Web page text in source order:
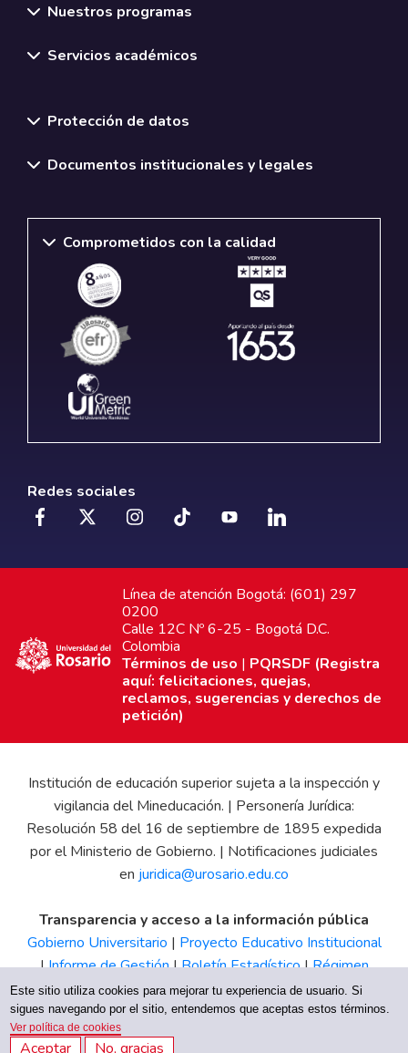
Nuestros programas
Servicios académicos
Protección de datos
Documentos institucionales y legales
Comprometidos con la calidad
Redes sociales
Línea de atención Bogotá: (601) 297
0200
Calle 12C Nº 6-25 - Bogotá D.C.
Colombia
Términos de uso | PQRSDF (Registra
aquí: felicitaciones, quejas,
reclamos, sugerencias y derechos de
petición)
Institución de educación superior sujeta a la inspección y
vigilancia del Mineducación. | Personería Jurídica:
Resolución 58 del 16 de septiembre de 1895 expedida
por el Ministerio de Gobierno. | Notificaciones judiciales
en juridica@urosario.edu.co
Transparencia y acceso a la información pública
Gobierno Universitario | Proyecto Educativo Institucional
|Informe de Gestión|Boletín Estadístico|Régimen
Tributario|Estados Financieros|Código de Ética| Canal
de Integridad UR
Este sitio utiliza cookies para mejorar tu experiencia de usuario. Si
sigues navegando por el sitio, entendemos que aceptas estos términos.
Ver política de cookies
Aceptar No, gracias